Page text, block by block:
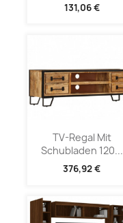
131,06 €
TV-Regal Mit
Schubladen 120...
376,92 €